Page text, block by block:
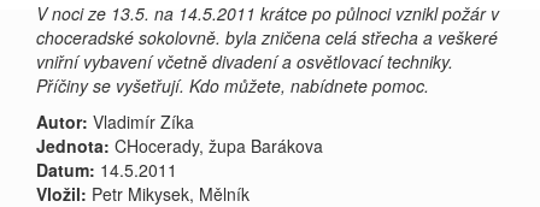
V noci ze 13.5. na 14.5.2011 krátce po půlnoci vznikl požár v
choceradské sokolovně. byla zničena celá střecha a veškeré
vniřní vybavení včetně divadení a osvětlovací techniky.
Příčiny se vyšetřují. Kdo můžete, nabídnete pomoc.
Autor: Vladimír Zíka
Jednota: CHocerady, župa Barákova
Datum: 14.5.2011
Vložil: Petr Mikysek, Mělník